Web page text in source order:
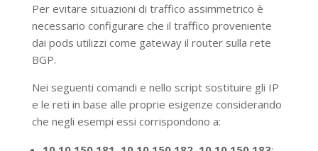
Per evitare situazioni di traffico assimmetrico è
necessario configurare che il traffico proveniente
dai pods utilizzi come gateway il router sulla rete
BGP.
Nei seguenti comandi e nello script sostituire gli IP
e le reti in base alle proprie esigenze considerando
che negli esempi essi corrispondono a: